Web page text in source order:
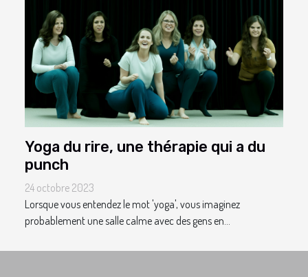
Yoga du rire, une thérapie qui a du
punch
24 octobre 2023
Lorsque vous entendez le mot 'yoga', vous imaginez
probablement une salle calme avec des gens en...